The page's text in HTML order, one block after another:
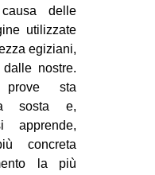
delle
utilizzate
egiziani,
nostre.
sta
sosta e,
apprende,
concreta
la più